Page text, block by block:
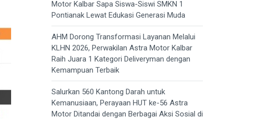
Motor Kalbar Sapa Siswa-Siswi SMKN 1
Pontianak Lewat Edukasi Generasi Muda
AHM Dorong Transformasi Layanan Melalui
KLHN 2026, Perwakilan Astra Motor Kalbar
Raih Juara 1 Kategori Deliveryman dengan
Kemampuan Terbaik
Salurkan 560 Kantong Darah untuk
Kemanusiaan, Perayaan HUT ke-56 Astra
Motor Ditandai dengan Berbagai Aksi Sosial di